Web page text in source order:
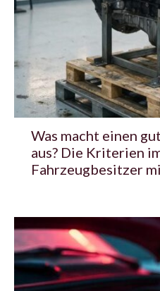
Was macht einen
aus? Die Kriterien
Fahrzeugbesitzer